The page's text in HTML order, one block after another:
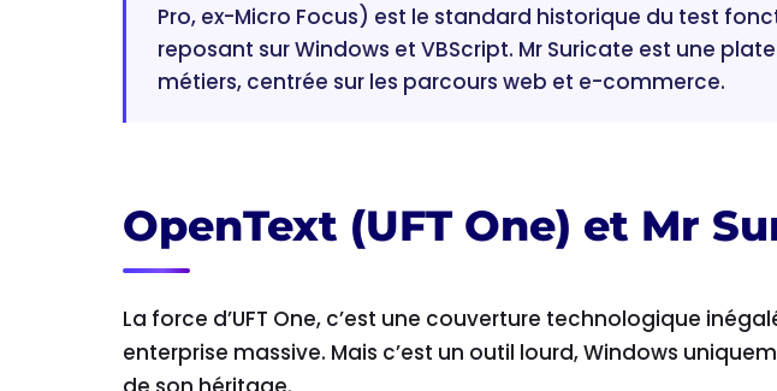
Pro, ex-Micro Focus) est le standard historique du test
reposant sur Windows et VBScript. Mr Suricate est une
métiers, centrée sur les parcours web et e-commerce.
OpenText (UFT One) et Mr
La force d’UFT One, c’est une couverture technologique
enterprise massive. Mais c’est un outil lourd, Windows